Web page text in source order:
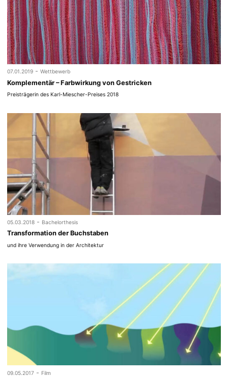
07.01.2019 - Wettbewerb
Komplementär – Farbwirkung von Gestricken
Preisträgerin des Karl-Miescher-Preises 2018
05.03.2018 - Bachelorthesis
Transformation der Buchstaben
und ihre Verwendung in der Architektur
09.05.2017 - Film